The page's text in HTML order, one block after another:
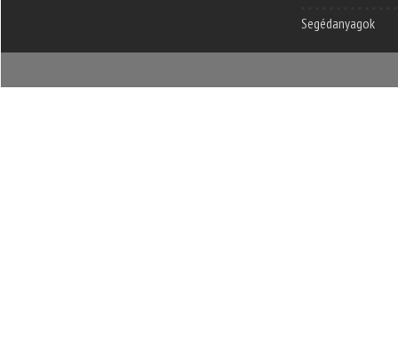
Segédanyagok